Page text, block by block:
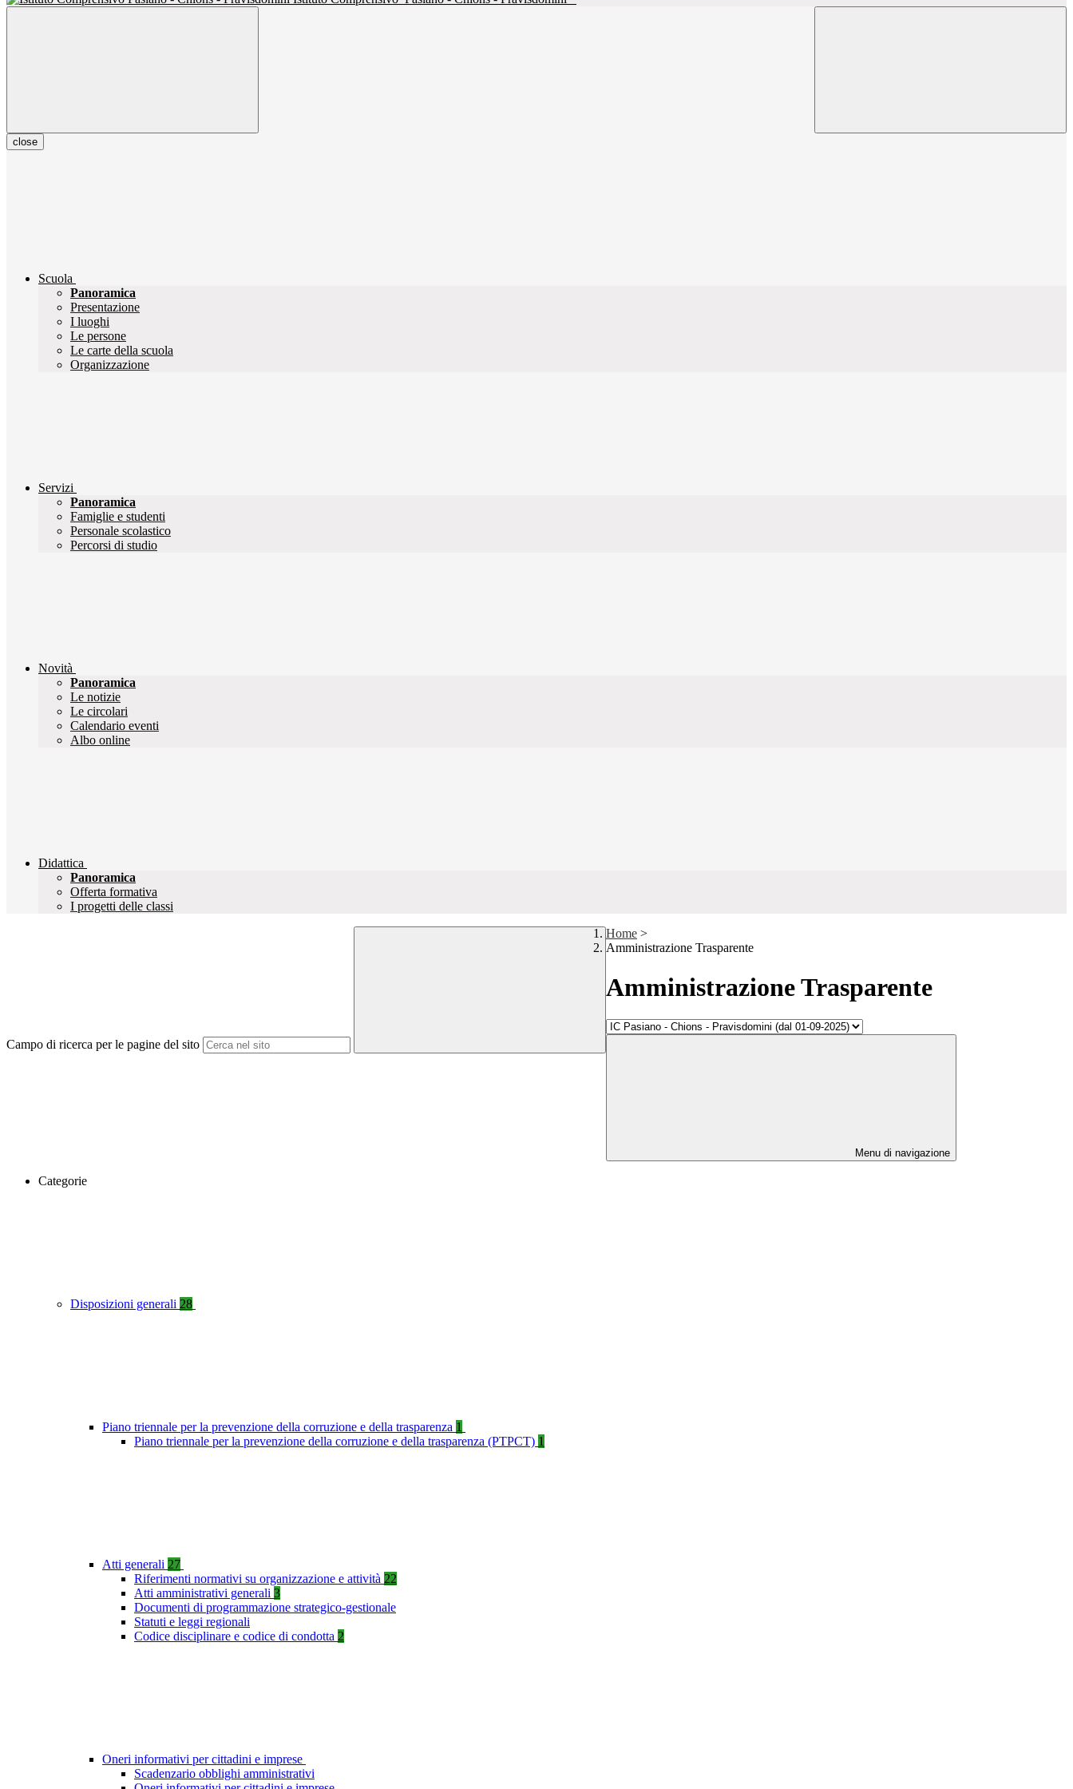
close
Scuola
Panoramica
Presentazione
I luoghi
Le persone
Le carte della scuola
Organizzazione
Servizi
Panoramica
Famiglie e studenti
Personale scolastico
Percorsi di studio
Novità
Panoramica
Le notizie
Le circolari
Calendario eventi
Albo online
Didattica
Panoramica
Offerta formativa
I progetti delle classi
Campo di ricerca per le pagine del sito
Home >
Amministrazione Trasparente
Amministrazione Trasparente
Menu di navigazione
Categorie
Disposizioni generali 28
Piano triennale per la prevenzione della corruzione e della trasparenza 1
Piano triennale per la prevenzione della corruzione e della trasparenza (PTPCT) 1
Atti generali 27
Riferimenti normativi su organizzazione e attività 22
Atti amministrativi generali 3
Documenti di programmazione strategico-gestionale
Statuti e leggi regionali
Codice disciplinare e codice di condotta 2
Oneri informativi per cittadini e imprese
Scadenzario obblighi amministrativi